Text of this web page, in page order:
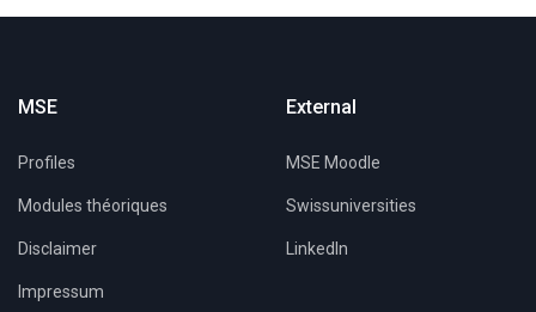
MSE
Profiles
Modules théoriques
Disclaimer
Impressum
External
MSE Moodle
Swissuniversities
LinkedIn